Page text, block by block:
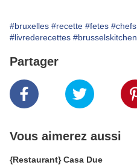
#bruxelles #recette #fetes #chefs
#livrederecettes #brusselskitchen
Partager
Vous aimerez aussi
{Restaurant} Casa Due